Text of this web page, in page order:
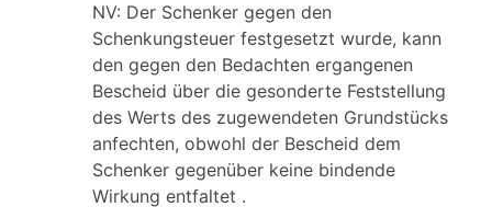
NV: Der Schenker gegen den
Schenkungsteuer festgesetzt wurde, kann
den gegen den Bedachten ergangenen
Bescheid über die gesonderte Feststellung
des Werts des zugewendeten Grundstücks
anfechten, obwohl der Bescheid dem
Schenker gegenüber keine bindende
Wirkung entfaltet .